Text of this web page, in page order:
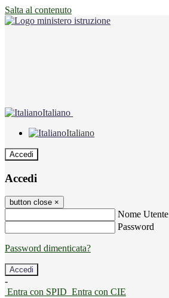
Salta al contenuto
Italiano
Italiano
Accedi
Accedi
button close ×
Nome Utente
Password
Password dimenticata?
-
Entra con SPID Entra con CIE